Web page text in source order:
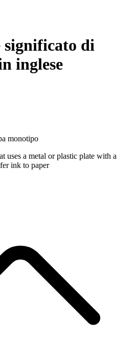
significato di
inglese
monotipo
uses a metal or plastic plate with a
ink to paper